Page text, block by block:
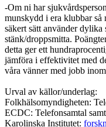
-Om ni har
munskydd i era klubbar så
säkert sätt använder
stänk/droppsmitta.
detta ger ett
jämföra i effektivitet med
våra vänner med jobb
Urval av källor/underlag:
Folkhälsomyndigheten:
ECDC: Telefonsamtal samt
Karolinska Institutet: